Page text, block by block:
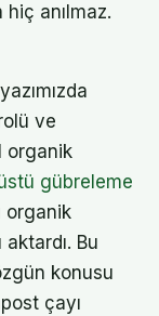
hiç anılmaz.
yazımızda
ve
organik
gübreleme
organik
Bu
konusu
çayı